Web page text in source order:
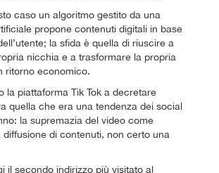
caso un algoritmo gestito da una
propone contenuti digitali in base
la sfida è quella di riuscire a
nicchia e a trasformare la propria
ritorno economico.
la piattaforma Tik Tok a decretare
quella che era una tendenza dei social
la supremazia del video come
diffusione di contenuti, non certo una
il secondo indirizzo più visitato al